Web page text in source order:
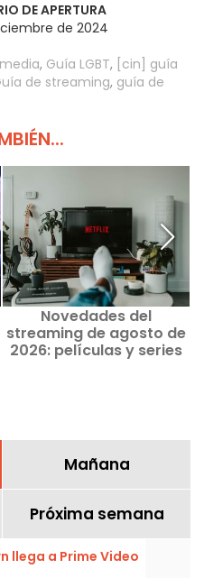
DE APERTURA
de 2024
, Guía LGBT, [cin] guía
de streaming, guía de
Novedades del
streaming de agosto de
2026: películas y series
Mañana
Próxima semana
llega a Prime Video